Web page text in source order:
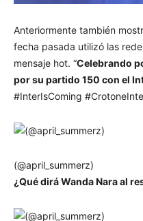
Anteriormente también
fecha pasada utilizó las
mensaje hot. “Celebrando
por su partido 150 con el
#InterIsComing
(@april_summerz)
¿Qué dirá Wanda Nara al